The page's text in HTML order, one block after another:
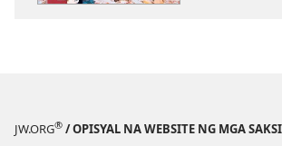
JW.ORG® / OPISYAL NA WEBSITE NG MGA